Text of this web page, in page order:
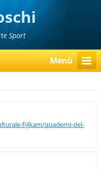
Sport
Menù
fijlkam/quaderni-del-